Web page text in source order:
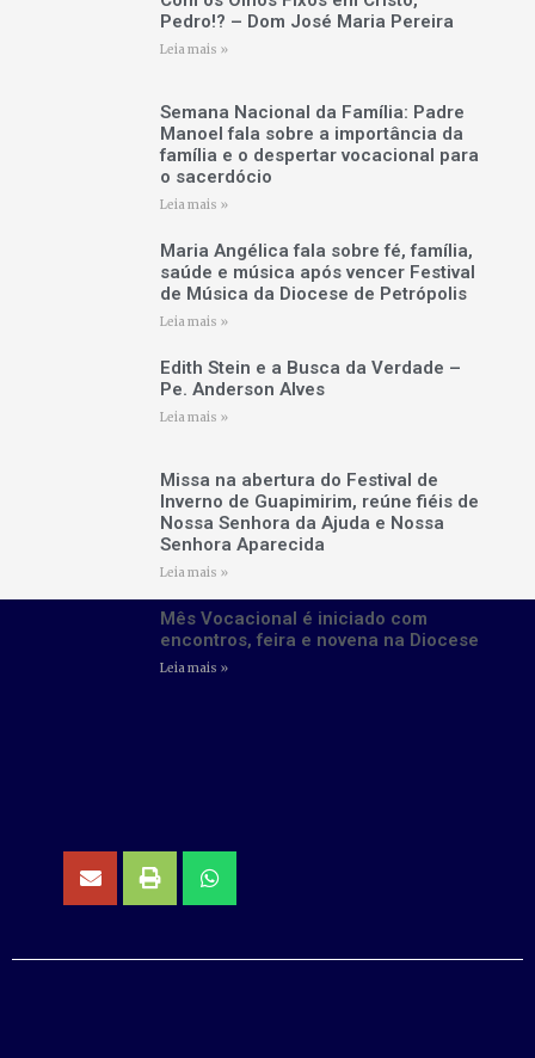
Pedro!? – Dom José Maria Pereira
Leia mais »
Semana Nacional da Família: Padre
Manoel fala sobre a importância da
família e o despertar vocacional para
o sacerdócio
Leia mais »
Maria Angélica fala sobre fé, família,
saúde e música após vencer Festival
de Música da Diocese de Petrópolis
Leia mais »
Edith Stein e a Busca da Verdade –
Pe. Anderson Alves
Leia mais »
Missa na abertura do Festival de
Inverno de Guapimirim, reúne fiéis de
Nossa Senhora da Ajuda e Nossa
Senhora Aparecida
Leia mais »
Mês Vocacional é iniciado com
encontros, feira e novena na Diocese
Leia mais »